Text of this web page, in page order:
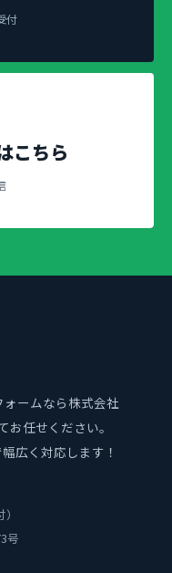
付
こちら
ームなら株式会社
お任せください。
広く対応します！
号